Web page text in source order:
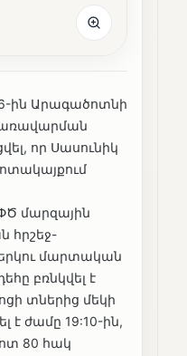
ին Արագածոտնի
որ Սասունիկ
մարզային
հրշեջ-
մարտական
բռնկվել է
տներից մեկի
է ժամը 19:10-ին,
80 հակ